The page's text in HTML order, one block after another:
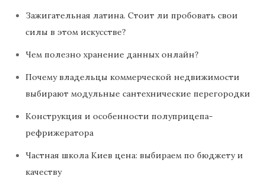
Зажигательная латина. Стоит ли пробовать свои
силы в этом искусстве?
Чем полезно хранение данных онлайн?
Почему владельцы коммерческой недвижимости
выбирают модульные сантехнические перегородки
Конструкция и особенности полуприцепа-
рефрижератора
Частная школа Киев цена: выбираем по бюджету и
качеству